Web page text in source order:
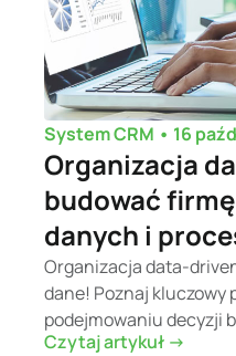
System CRM • 16
Organizacja
budować
danych i
Organizacja data-
dane! Poznaj kluczowy
podejmowaniu decyzji
Czytaj artykuł ->